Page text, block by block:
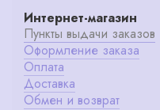
Интернет-магазин
Пункты выдачи заказов
Оформление заказа
Оплата
Доставка
Обмен и возврат